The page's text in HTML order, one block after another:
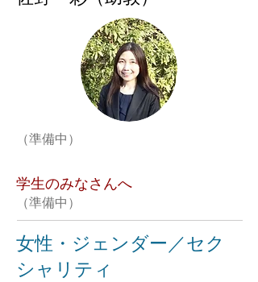
（準備中）
学生のみなさんへ
（準備中）
女性・ジェンダー／セク
シャリティ